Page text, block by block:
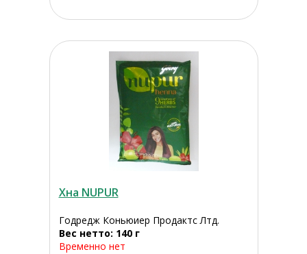
Хна NUPUR
Годредж Коньюиер Продактс Лтд.
Вес нетто: 140 г
Временно нет